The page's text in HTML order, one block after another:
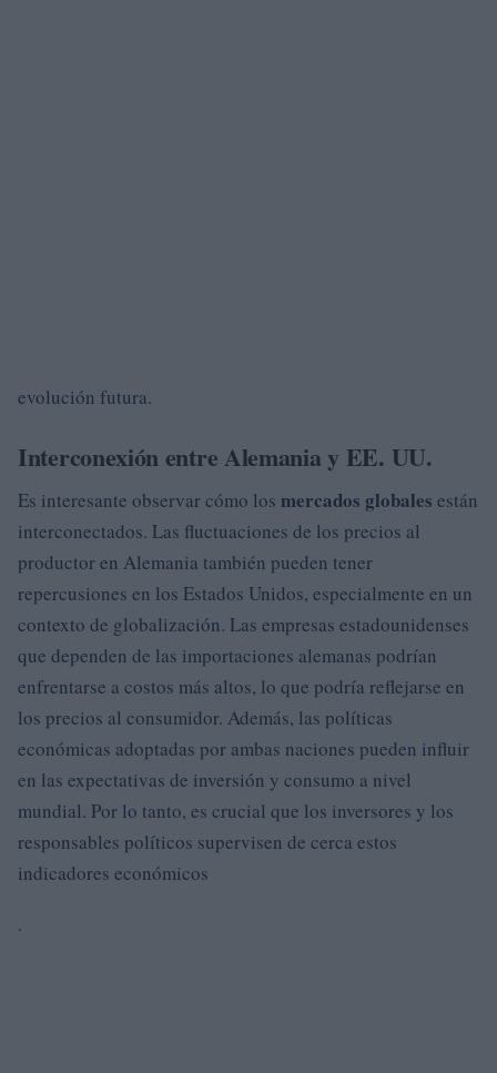
evolución futura.
Interconexión entre Alemania y EE. UU.
Es interesante observar cómo los mercados globales están
interconectados. Las fluctuaciones de los precios al
productor en Alemania también pueden tener
repercusiones en los Estados Unidos, especialmente en un
contexto de globalización. Las empresas estadounidenses
que dependen de las importaciones alemanas podrían
enfrentarse a costos más altos, lo que podría reflejarse en
los precios al consumidor. Además, las políticas
económicas adoptadas por ambas naciones pueden influir
en las expectativas de inversión y consumo a nivel
mundial. Por lo tanto, es crucial que los inversores y los
responsables políticos supervisen de cerca estos
indicadores económicos
.